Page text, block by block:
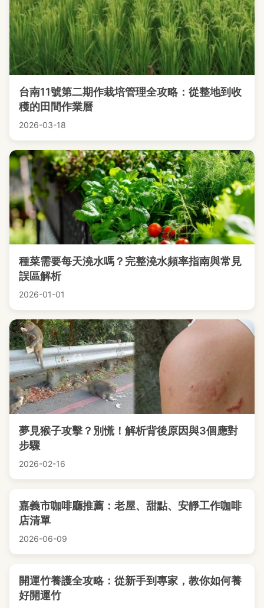
台南11號第二期作栽培管理全攻略：從整地到收
穫的田間作業曆
2026-03-18
種菜需要每天澆水嗎？完整澆水頻率指南與常見
誤區解析
2026-01-01
夢見猴子攻擊？別慌！解析背後原因與3個應對
步驟
2026-02-16
嘉義市咖啡廳推薦：老屋、甜點、安靜工作咖啡
店清單
2026-06-09
開運竹養護全攻略：從新手到專家，教你如何養
好開運竹